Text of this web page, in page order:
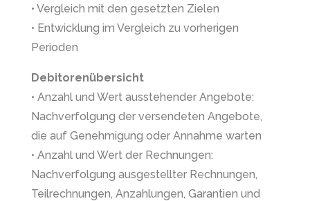
• Vergleich mit den gesetzten Zielen
• Entwicklung im Vergleich zu vorherigen
Perioden
Debitorenübersicht
• Anzahl und Wert ausstehender Angebote:
Nachverfolgung der versendeten Angebote,
die auf Genehmigung oder Annahme warten
• Anzahl und Wert der Rechnungen:
Nachverfolgung ausgestellter Rechnungen,
Teilrechnungen, Anzahlungen, Garantien und